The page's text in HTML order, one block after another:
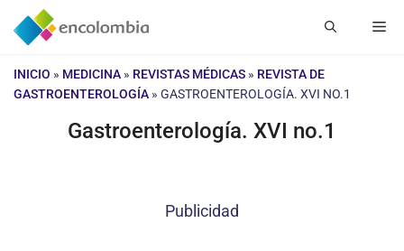
Saltar
INICIO » MEDICINA » REVISTAS MÉDICAS » REVISTA DE
GASTROENTEROLOGÍA » GASTROENTEROLOGÍA. XVI NO.1
Gastroenterología. XVI no.1
Publicidad